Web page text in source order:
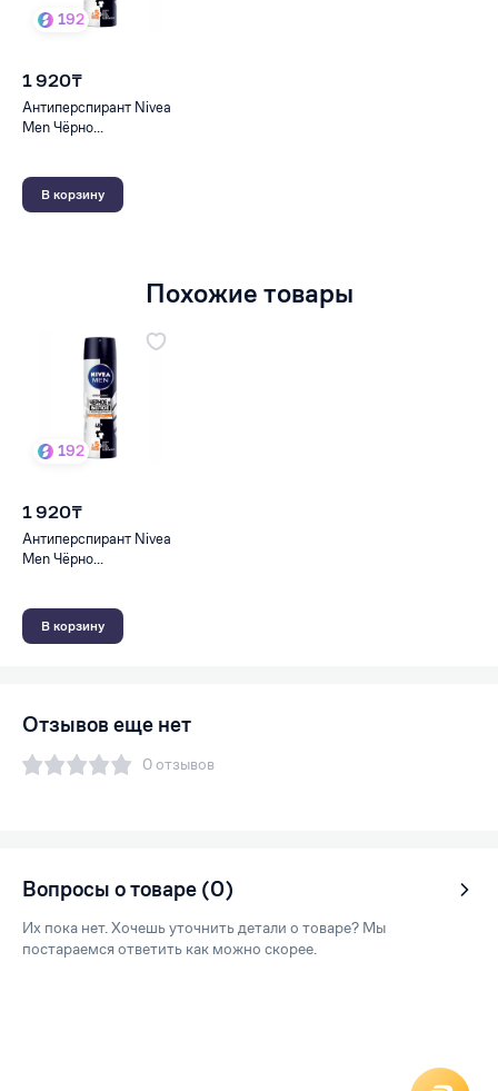
192
1 920₸
Антиперспирант Nivea
Men Чёрно...
В корзину
Похожие товары
192
1 920₸
Антиперспирант Nivea
Men Чёрно...
В корзину
Отзывов еще нет
0 отзывов
Вопросы о товаре (0)
Их пока нет. Хочешь уточнить детали о товаре? Мы
постараемся ответить как можно скорее.